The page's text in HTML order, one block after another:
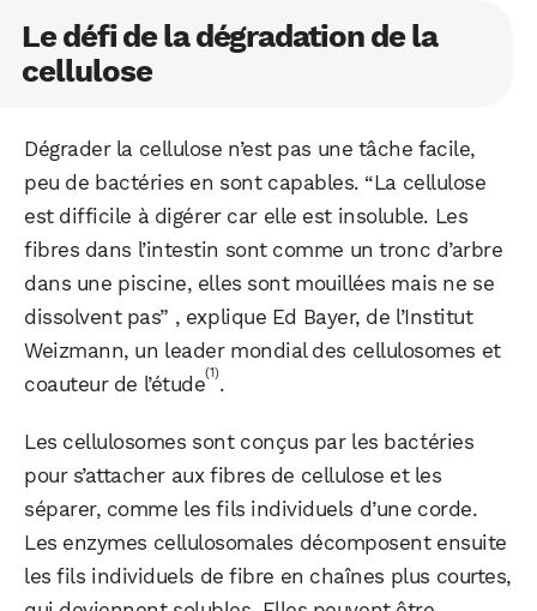
Le défi de la dégradation de la
cellulose
Dégrader la cellulose n’est pas une tâche facile,
peu de bactéries en sont capables. “La cellulose
est difficile à digérer car elle est insoluble. Les
fibres dans l’intestin sont comme un tronc d’arbre
dans une piscine, elles sont mouillées mais ne se
dissolvent pas” , explique Ed Bayer, de l’Institut
Weizmann, un leader mondial des cellulosomes et
coauteur de l’étude(1).
Les cellulosomes sont conçus par les bactéries
pour s’attacher aux fibres de cellulose et les
séparer, comme les fils individuels d’une corde.
Les enzymes cellulosomales décomposent ensuite
les fils individuels de fibre en chaînes plus courtes,